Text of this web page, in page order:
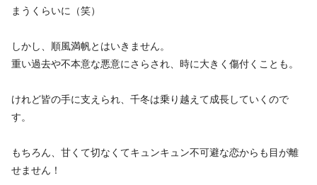
まうくらいに（笑）
しかし、順風満帆とはいきません。
重い過去や不本意な悪意にさらされ、時に大きく傷付くことも。
けれど皆の手に支えられ、千冬は乗り越えて成長していくので
す。
もちろん、甘くて切なくてキュンキュン不可避な恋からも目が離
せません！